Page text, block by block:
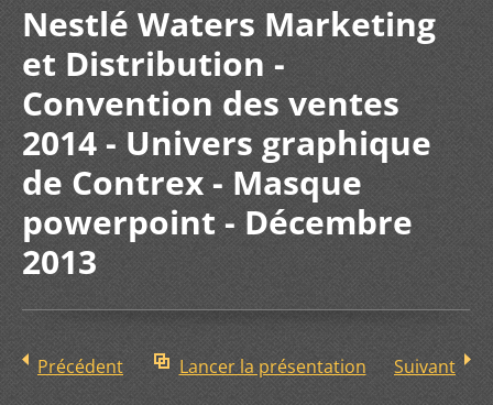
Nestlé Waters Marketing
et Distribution -
Convention des ventes
2014 - Univers graphique
de Contrex - Masque
powerpoint - Décembre
2013
Précédent Lancer la présentation Suivant